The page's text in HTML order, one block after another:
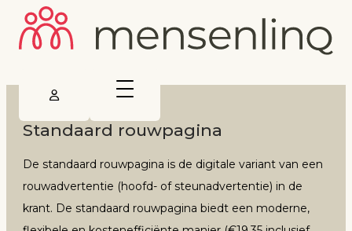
Standaard rouwpagina
De standaard rouwpagina is de digitale variant van een
rouwadvertentie (hoofd- of steunadvertentie) in de
krant. De standaard rouwpagina biedt een moderne,